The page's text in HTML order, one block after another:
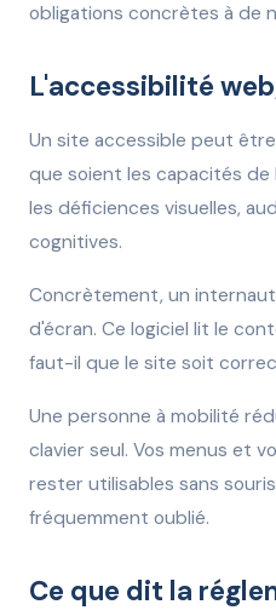
obligations concrètes à de
L'accessibilité
Un site accessible peut
que soient les capacités de
les déficiences visuelles,
cognitives.
Concrètement, un
d'écran. Ce logiciel lit le
faut-il que le site soit
Une personne à mobilité
clavier seul. Vos menus et
rester utilisables sans
fréquemment oublié.
Ce que dit la